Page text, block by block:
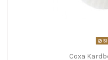
Coxa